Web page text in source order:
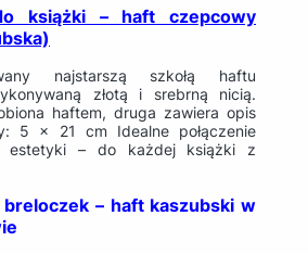
książki – haft czepcowy
najstarszą szkołą haftu
złotą i srebrną nicią.
haftem, druga zawiera opis
5 × 21 cm Idealne połączenie
i estetyki – do każdej książki z
– haft kaszubski w